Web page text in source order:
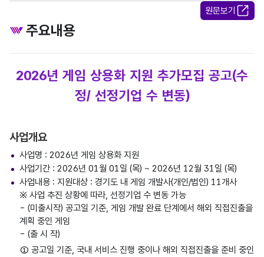
원문보기
주요내용
2026년 게임 상용화 지원 추가모집 공고(수
정/ 선정기업 수 변동)
사업개요
사업명 : 2026년 게임 상용화 지원
사업기간 : 2026년 01월 01일 (목) ~ 2026년 12월 31일 (목)
사업내용 : 지원대상 : 경기도 내 게임 개발사(개인/법인) 11개사
※ 사업 추진 상황에 따라, 선정기업 수 변동 가능
- (미출시작) 공고일 기준, 게임 개발 완료 단계에서 해외 직접진출을
계획 중인 게임
- (출 시 작)
① 공고일 기준, 국내 서비스 진행 중이나 해외 직접진출을 준비 중인